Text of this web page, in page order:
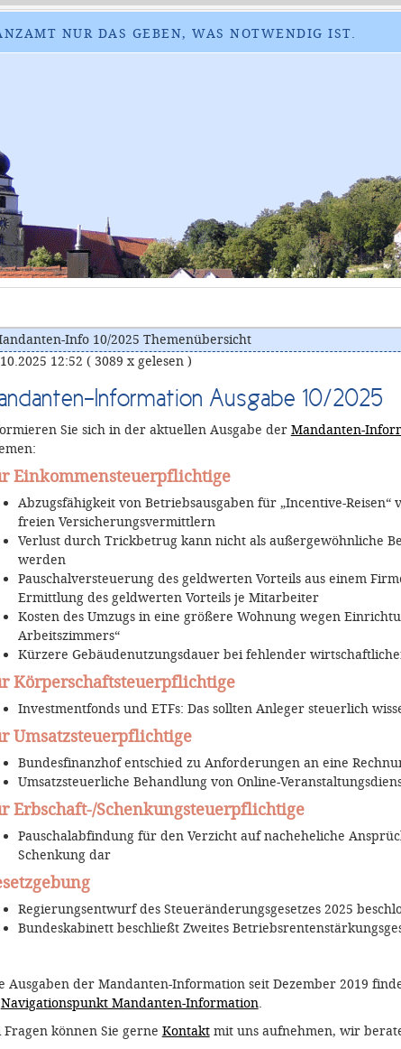
NUR DAS GEBEN, WAS NOTWENDIG IST.
Info 10/2025 Themenübersicht
12:52 ( 3089 x gelesen )
Information Ausgabe 10/2025
Sie sich in der aktuellen Ausgabe der Mandanten-
Einkommensteuerpflichtige
Abzugsfähigkeit von Betriebsausgaben für „Incentive-Reisen“
freien Versicherungsvermittlern
Verlust durch Trickbetrug kann nicht als außergewöhnliche
werden
Pauschalversteuerung des geldwerten Vorteils aus einem
Ermittlung des geldwerten Vorteils je Mitarbeiter
Kosten des Umzugs in eine größere Wohnung wegen
Arbeitszimmers“
Kürzere Gebäudenutzungsdauer bei fehlender
Körperschaftsteuerpflichtige
Investmentfonds und ETFs: Das sollten Anleger steuerlich
Umsatzsteuerpflichtige
Bundesfinanzhof entschied zu Anforderungen an eine
Umsatzsteuerliche Behandlung von Online-
Erbschaft-/Schenkungsteuerpflichtige
Pauschalabfindung für den Verzicht auf nacheheliche
Schenkung dar
Regierungsentwurf des Steueränderungsgesetzes 2025
Bundeskabinett beschließt Zweites
Ausgaben der Mandanten-Information seit Dezember 2019
Navigationspunkt Mandanten-Information.
Fragen können Sie gerne Kontaktmit uns aufnehmen, wir